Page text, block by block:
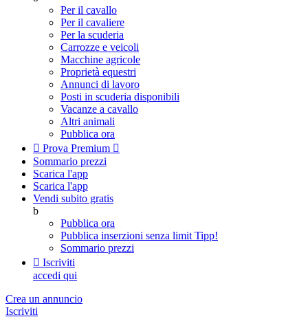
Per il cavallo
Per il cavaliere
Per la scuderia
Carrozze e veicoli
Macchine agricole
Proprietà equestri
Annunci di lavoro
Posti in scuderia disponibili
Vacanze a cavallo
Altri animali
Pubblica ora
 Prova Premium 
Sommario prezzi
Scarica l'app
Scarica l'app
Vendi subito gratis
b
Pubblica ora
Pubblica inserzioni senza limit Tipp!
Sommario prezzi
 Iscriviti
accedi qui
Crea un annuncio
Iscriviti